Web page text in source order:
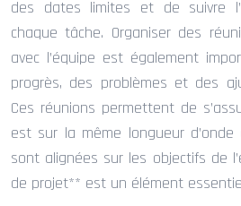
des dates limites et de suivre
chaque tâche. Organiser des
avec l’équipe est également
progrès, des problèmes et des
Ces réunions permettent de
est sur la même longueur
sont alignées sur les objectifs de
de projet** est un élément